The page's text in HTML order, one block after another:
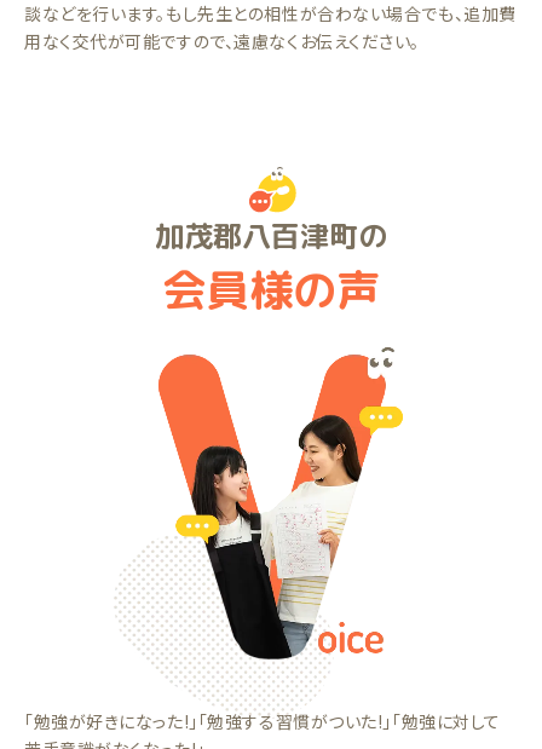
談などを行います。もし先生との相性が合わない場合でも、追加費
用なく交代が可能ですので、遠慮なくお伝えください。
加茂郡八百津町の
会員様の声
「勉強が好きになった!」「勉強する習慣がついた!」「勉強に対して